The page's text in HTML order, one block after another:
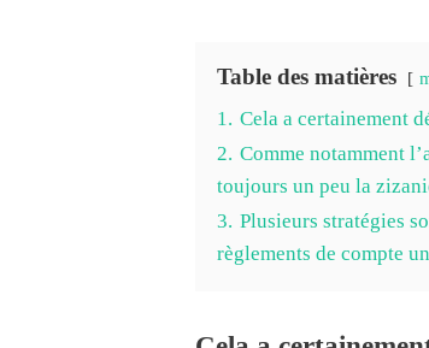
Table des matières
1. Cela a certainement
2. Comme notamment
toujours un peu la
3. Plusieurs stratégies
règlements de compte